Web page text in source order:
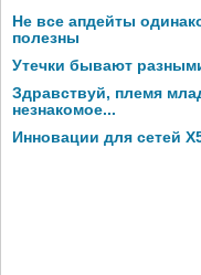
Не все апдейты
полезны
Утечки бывают
Здравствуй, племя
незнакомое...
Инновации для сетей